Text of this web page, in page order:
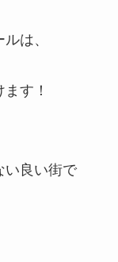
は、
す！
い良い街で